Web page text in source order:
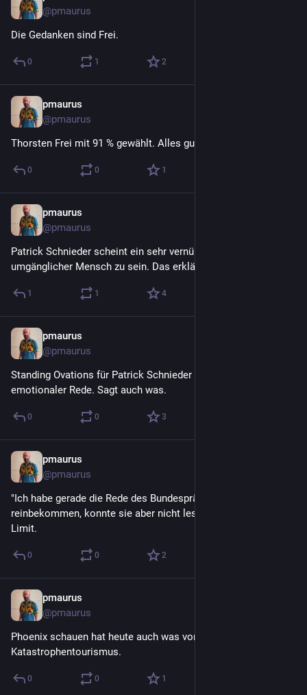
@pmaurus
Die Gedanken sind Frei.
0 1 2
pmaurus
@pmaurus
Thorsten Frei mit 91 % gewählt. Alles gut.
0 0 1
pmaurus
@pmaurus
Patrick Schnieder scheint ein sehr vernünftiger und
umgänglicher Mensch zu sein. Das erklärt einiges.
1 1 4
pmaurus
@pmaurus
Standing Ovations für Patrick Schnieder nach sehr
emotionaler Rede. Sagt auch was.
0 0 3
pmaurus
@pmaurus
"Ich habe gerade die Rede des Bundespräsidenten
reinbekommen, konnte sie aber nicht lesen." Stephan Kulle am
Limit.
0 0 2
pmaurus
@pmaurus
Phoenix schauen hat heute auch was von
Katastrophentourismus.
0 0 1